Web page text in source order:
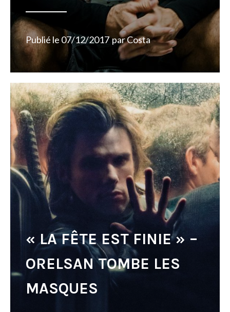
Publié le 07/12/2017 parCosta
« LA FÊTE EST FINIE » –
ORELSAN TOMBE LES
MASQUES